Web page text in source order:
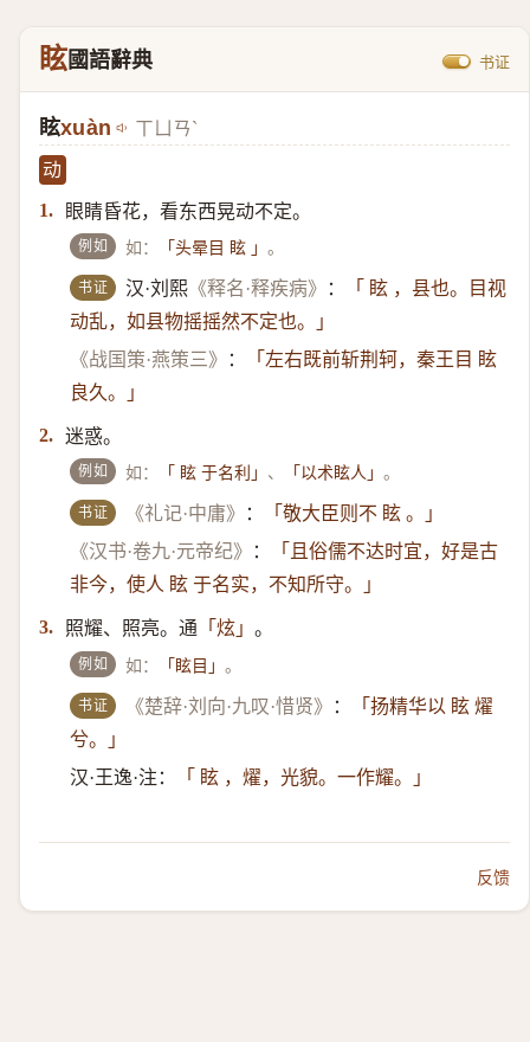
眩國語辭典 书证
眩xuàn ㄒㄩㄢˋ
动
1.
眼睛昏花，看东西晃动不定。
例如 如： 「头晕目 眩 」。
书证 汉·刘熙 《释名·释疾病》 ：
「 眩 ，县也。目视
动乱，如县物摇摇然不定也。」
《战国策·燕策三》
：
「左右既前斩荆轲，秦王目 眩
良久。」
2. 迷惑。
例如 如： 「 眩 于名利」 、 「以术眩人」。
书证 《礼记·中庸》 ：
「敬大臣则不 眩 。」
《汉书·卷九·元帝纪》
：
「且俗儒不达时宜，好是古
非今，使人 眩 于名实，不知所守。」
3. 照耀、照亮。通 「炫」 。
例如 如： 「眩目」。
书证 《楚辞·刘向·九叹·惜贤》 ：
「扬精华以 眩 燿
兮。」
汉·王逸·注：
「 眩 ，燿，光貌。一作耀。」
反馈